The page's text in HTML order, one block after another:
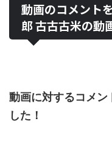
動画のコメント
郎 古古古米の動
動画に対するコメン
した！